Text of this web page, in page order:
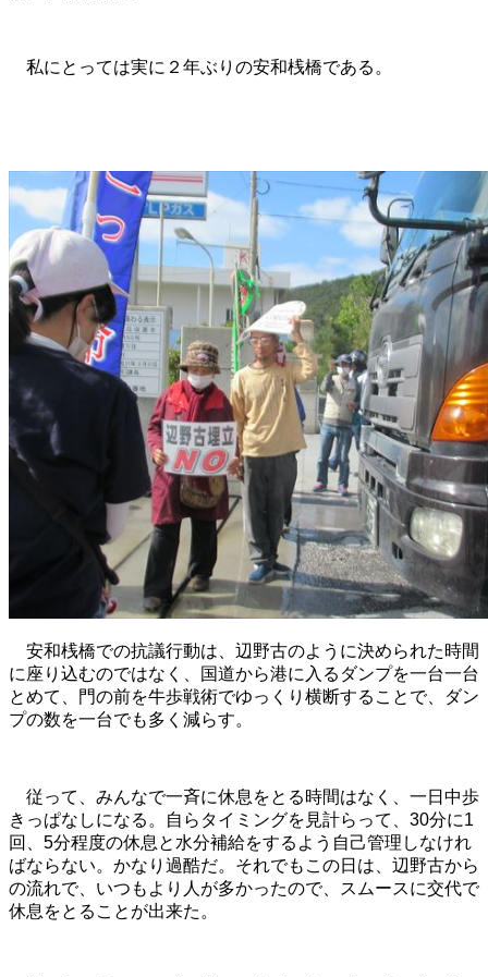
私にとっては実に２年ぶりの安和桟橋である。
安和桟橋での抗議行動は、辺野古のように決められた時間
に座り込むのではなく、国道から港に入るダンプを一台一台
とめて、門の前を牛歩戦術でゆっくり横断することで、ダン
プの数を一台でも多く減らす。
従って、みんなで一斉に休息をとる時間はなく、一日中歩
きっぱなしになる。自らタイミングを見計らって、30分に1
回、5分程度の休息と水分補給をするよう自己管理しなけれ
ばならない。かなり過酷だ。それでもこの日は、 辺野古から
の流れで、いつもより人が多かったので、スムースに交代で
休息をとることが出来た。